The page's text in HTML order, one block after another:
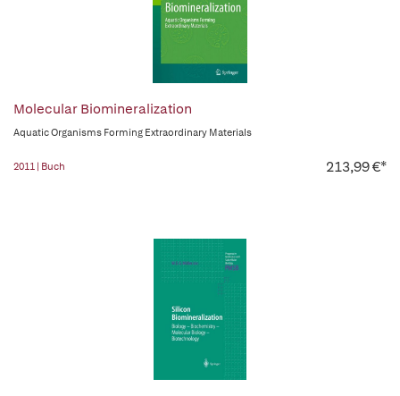
Molecular Biomineralization
Aquatic Organisms Forming Extraordinary Materials
2011 | Buch 213,99 €*